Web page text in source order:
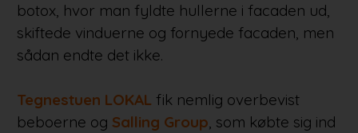
botox, hvor man fyldte hullerne i facaden ud,
skiftede vinduerne og fornyede facaden, men
sådan endte det ikke.
Tegnestuen LOKAL fik nemlig overbevist
beboerne og Salling Group, som købte sig ind